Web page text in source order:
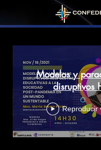
Modelos y
disruptivos
Reproducir